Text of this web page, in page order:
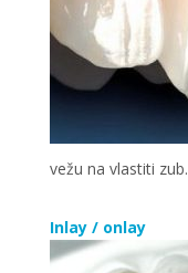
vežu na vlastiti zub.
Inlay / onlay